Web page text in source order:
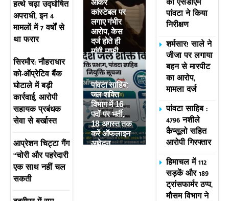
हत्थे चढ़ा उद्घोषित
अपराधी, इन 4
मामलों में 7 वर्षों से
था फरार
सिरमौर: नौहराधार
को-ऑप्रेटिव बैंक
घोटाले में बड़ी
कार्रवाई, आरोपी
सहायक प्रबंधक
सेवा से बर्खास्त
आप्रेशन चिट्टा गैंग
“चोरी और पहरेदारी
एक साथ नहीं चल
सकती
आकर
कांस्टेबल पर
लगाए गंभीर
आरोप, केस
दर्ज होते ही
मांगी माफी
पांवटा साहिब:
जल शक्ति
विभाग में 16
पदों पर भर्ती,
18 अगस्त तक
करें ऑफलाइन
आवेदन
पांवटा ने किया
निरीक्षण
शर्मसार! साले ने
जीजा पर लगाया
बहन से मारपीट
का आरोप,
मामला दर्ज
पांवटा साहिब :
4796 नशीले
कैप्सूलो सहित
आरोपी गिरफ्तार
हिमाचल में 112
सड़कें और 189
ट्रांसफार्मर ठप्प,
मौसम विभाग ने